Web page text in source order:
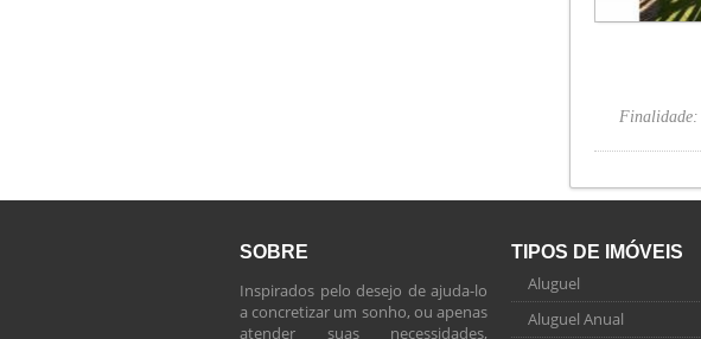
Finalidade:
SOBRE
Inspirados pelo desejo de ajuda-lo
a concretizar um sonho, ou apenas
atender suas necessidades,
TIPOS DE IMÓVEIS
Aluguel
Aluguel Anual